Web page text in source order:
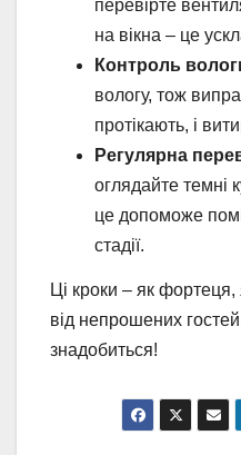
перевірте
на вікна – це
Контроль
вологу, тож
протікають, і
Регулярна
оглядайте темні
це допоможе
стадії.
Ці кроки – як
від непрошених
знадобиться!